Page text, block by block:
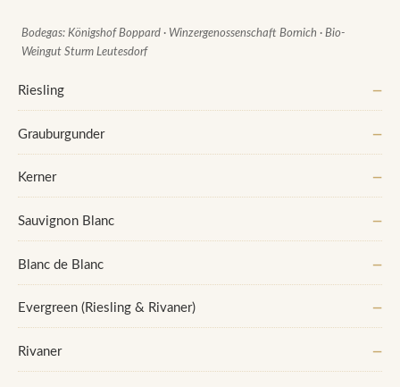
Bodegas: Königshof Boppard · Winzergenossenschaft Bornich · Bio-
Weingut Sturm Leutesdorf
Riesling —
Grauburgunder —
Kerner —
Sauvignon Blanc —
Blanc de Blanc —
Evergreen (Riesling & Rivaner) —
Rivaner —